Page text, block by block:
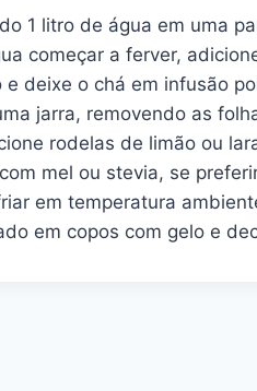
1 litro de água em uma
começar a ferver,
e deixe o chá em infusão
jarra, removendo as
rodelas de limão ou
mel ou stevia, se
em temperatura
em copos com gelo e